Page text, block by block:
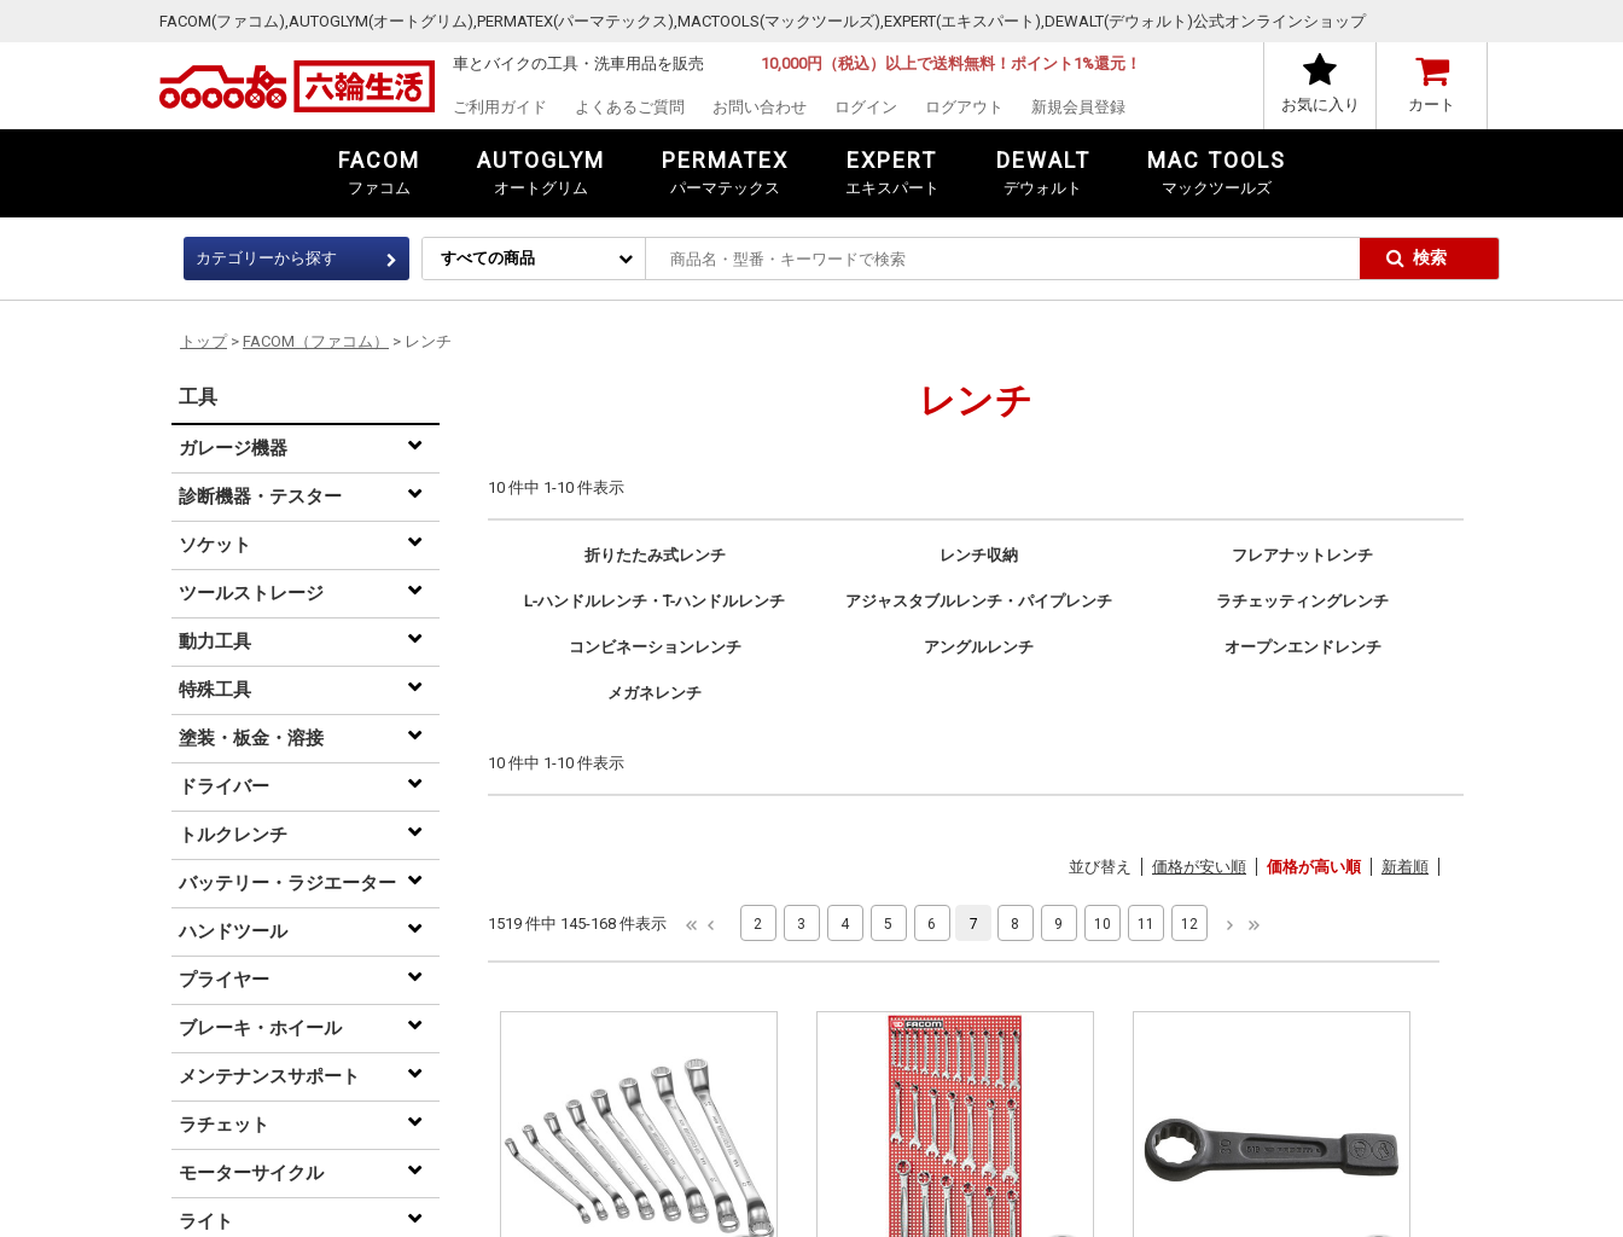
FACOM(ファコム),AUTOGLYM(オートグリム),PERMATEX(パーマテックス),MACTOOLS(マックツールズ),EXPERT(エキスパート),DEWALT(デウォルト)公式オンラインショップ
車とバイクの工具・洗車用品を販売 10,000円（税込）以上で送料無料！ポイント1%還元！
ご利用ガイド よくあるご質問 お問い合わせ ログイン ログアウト 新規会員登録 お気に入り カート
FACOM
ファコム
AUTOGLYM
オートグリム
PERMATEX
パーマテックス
EXPERT
エキスパート
DEWALT
デウォルト
MAC TOOLS
マックツールズ
カテゴリーから探す
工具
ガレージ機器
診断機器・テスター
ソケット
ツールストレージ
動力工具
特殊工具
塗装・板金・溶接
ドライバー
トルクレンチ
バッテリー・ラジエーター
ハンドツール
プライヤー
ブレーキ・ホイール
メンテナンスサポート
ラチェット
モーターサイクル
ライト
トップ> FACOM（ファコム） > レンチ
レンチ
10 件中 1-10 件表示
折りたたみ式レンチ レンチ収納 フレアナットレンチ
L-ハンドルレンチ・T-ハンドルレンチ アジャスタブルレンチ・パイプレンチ ラチェッティングレンチ
コンビネーションレンチ アングルレンチ オープンエンドレンチ
メガネレンチ
10 件中 1-10 件表示
並び替え 価格が安い順 価格が高い順 新着順
1519 件中 145-168 件表示 2 3 4 5 6 7 8 9 10 11 12